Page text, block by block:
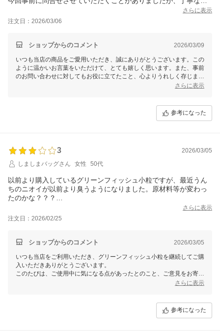
返事をすぐにいただけて大変助かりました。毎回とても誠実に寄
り添っていただけるお店なので、すっかりファンです。いつも本
さらに表示
注文日：2026/03/06
ショップからのコメント 2026/03/09
いつも当店の商品をご愛用いただき、誠にありがとうございます。この
ように温かいお言葉をいただけて、とても嬉しく思います。また、事前
のお問い合わせに対してもお役に立てたこと、心よりうれしく存じま
な対応を心掛けてまいります。いつでもお気軽にご相談いただければ幸
さらに表示
参考になった
3
2026/03/05
しましまバッグさん
女性 50代
以前より購入しているグリーンフィッシュ小粒ですが、最近うん
ちのニオイが以前より臭うようになりました。原材料等が変わっ
たのかな？？？
さらに表示
注文日：2026/02/25
ショップからのコメント 2026/03/05
いつも当店をご利用いただき、グリーンフィッシュ小粒を継続してご購
入いただきありがとうございます。
このたびは、ご使用中に気になる点があったとのこと、ご意見をお寄せ
われたという通知はございません。ただ、保管環境や季節の変化などが
影響を与える可能性もございます。また、ワンちゃんの体調や食事内容
さらに表示
参考になった